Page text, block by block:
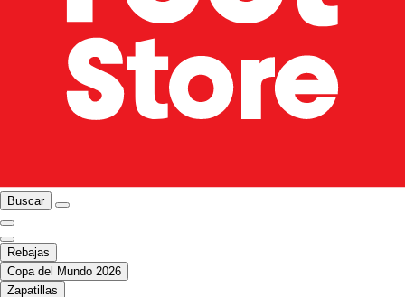
Buscar
Rebajas
Copa del Mundo 2026
Zapatillas